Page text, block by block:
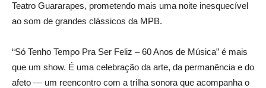
Teatro Guararapes, prometendo mais uma noite inesquecível
ao som de grandes clássicos da MPB.
“Só Tenho Tempo Pra Ser Feliz – 60 Anos de Música” é mais
que um show. É uma celebração da arte, da permanência e do
afeto — um reencontro com a trilha sonora que acompanha o